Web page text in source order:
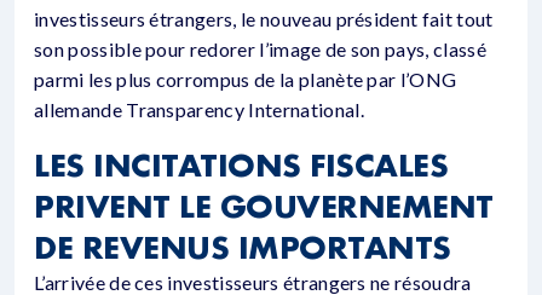
investisseurs étrangers, le nouveau président fait tout
son possible pour redorer l’image de son pays, classé
parmi les plus corrompus de la planète par l’ONG
allemande Transparency International.
LES INCITATIONS FISCALES
PRIVENT LE GOUVERNEMENT
DE REVENUS IMPORTANTS
L’arrivée de ces investisseurs étrangers ne résoudra